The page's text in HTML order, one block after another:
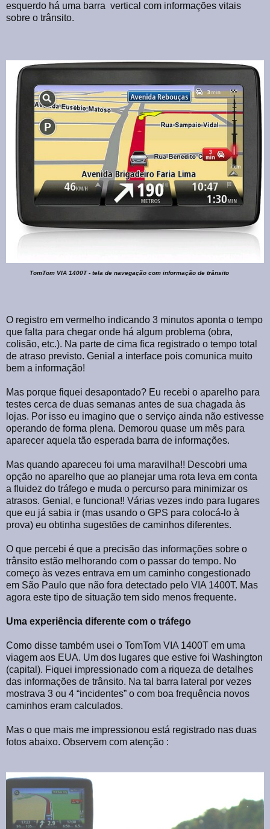
esquerdo há uma barra vertical com informações vitais
sobre o trânsito.
TomTom VIA 1400T - tela de navegação com informação de trânsito
O registro em vermelho indicando 3 minutos aponta o tempo
que falta para chegar onde há algum problema (obra,
colisão, etc.). Na parte de cima fica registrado o tempo total
de atraso previsto. Genial a interface pois comunica muito
bem a informação!
Mas porque fiquei desapontado? Eu recebi o aparelho para
testes cerca de duas semanas antes de sua chagada às
lojas. Por isso eu imagino que o serviço ainda não estivesse
operando de forma plena. Demorou quase um mês para
aparecer aquela tão esperada barra de informações.
Mas quando apareceu foi uma maravilha!! Descobri uma
opção no aparelho que ao planejar uma rota leva em conta
a fluidez do tráfego e muda o percurso para minimizar os
atrasos. Genial, e funciona!! Várias vezes indo para lugares
que eu já sabia ir (mas usando o GPS para colocá-lo à
prova) eu obtinha sugestões de caminhos diferentes.
O que percebi é que a precisão das informações sobre o
trânsito estão melhorando com o passar do tempo. No
começo às vezes entrava em um caminho congestionado
em São Paulo que não fora detectado pelo VIA 1400T. Mas
agora este tipo de situação tem sido menos frequente.
Uma experiência diferente com o tráfego
Como disse também usei o TomTom VIA 1400T em uma
viagem aos EUA. Um dos lugares que estive foi Washington
(capital). Fiquei impressionado com a riqueza de detalhes
das informações de trânsito. Na tal barra lateral por vezes
mostrava 3 ou 4 “incidentes” o com boa frequência novos
caminhos eram calculados.
Mas o que mais me impressionou está registrado nas duas
fotos abaixo. Observem com atenção :